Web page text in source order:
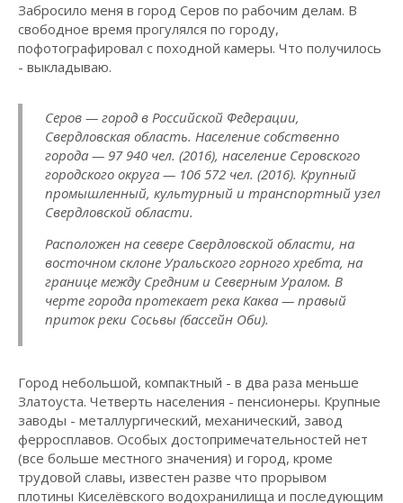
Забросило меня в город Серов по рабочим делам. В
свободное время прогулялся по городу,
пофотографировал с походной камеры. Что получилось
- выкладываю.
Серов — город в Российской Федерации,
Свердловская область. Население собственно
города — 97 940 чел. (2016), население Серовского
городского округа — 106 572 чел. (2016). Крупный
промышленный, культурный и транспортный узел
Свердловской области.
Расположен на севере Свердловской области, на
восточном склоне Уральского горного хребта, на
границе между Средним и Северным Уралом. В
черте города протекает река Каква — правый
приток реки Сосьвы (бассейн Оби).
Город небольшой, компактный - в два раза меньше
Златоуста. Четверть населения - пенсионеры. Крупные
заводы - металлургический, механический, завод
ферросплавов. Особых достопримечательностей нет
(все больше местного значения) и город, кроме
трудовой славы, известен разве что прорывом
плотины Киселёвского водохранилища и последующим